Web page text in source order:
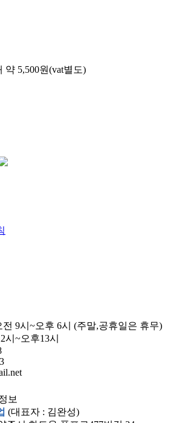
약 5,500원(vat별도)
9시~오후 6시 (주말,공휴일은 휴무)
시~오후13시
보
(대표자 : 김완성)